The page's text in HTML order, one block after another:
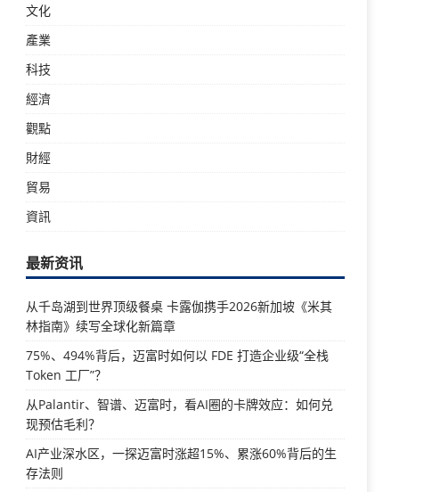
文化
產業
科技
經濟
觀點
財經
貿易
資訊
最新资讯
从千岛湖到世界顶级餐桌 卡露伽携手2026新加坡《米其
林指南》续写全球化新篇章
75%、494%背后，迈富时如何以 FDE 打造企业级“全栈
Token 工厂”？
从Palantir、智谱、迈富时，看AI圈的卡牌效应：如何兑
现预估毛利？
AI产业深水区，一探迈富时涨超15%、累涨60%背后的生
存法则